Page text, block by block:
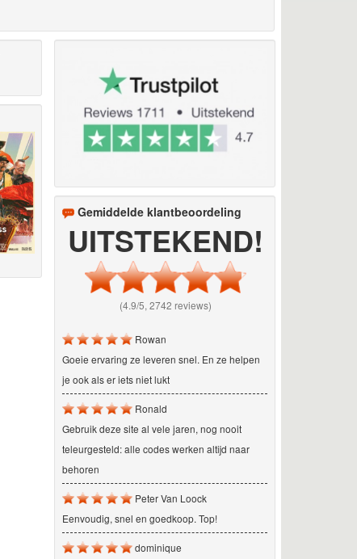
Gemiddelde klantbeoordeling
UITSTEKEND!
(4.9/5, 2742 reviews)
Rowan
Goeie ervaring ze leveren snel. En ze helpen
je ook als er iets niet lukt
Ronald
Gebruik deze site al vele jaren, nog nooit
teleurgesteld: alle codes werken altijd naar
behoren
Peter Van Loock
Eenvoudig, snel en goedkoop. Top!
dominique